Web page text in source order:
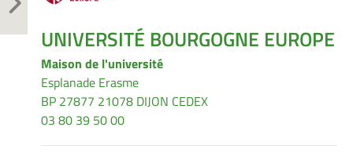
UNIVERSITÉ BOURGOGNE EUROPE
Maison de l'université
Esplanade Erasme
BP 27877 21078 DIJON CEDEX
03 80 39 50 00